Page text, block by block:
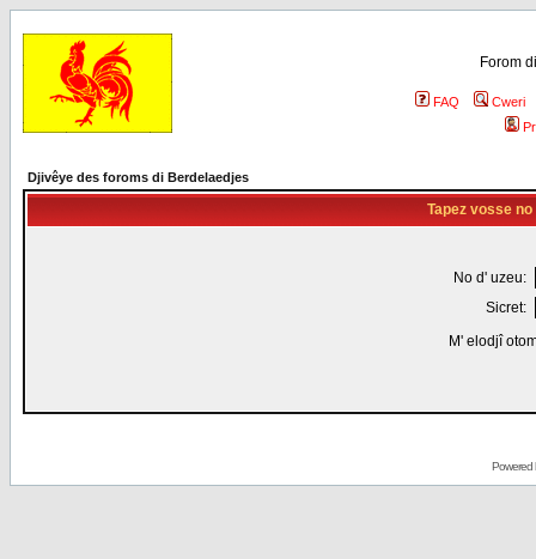
Forom
FAQ
Cweri
Djivêye des foroms di Berdelaedjes
Tapez vosse
No d' uzeu:
Sicret:
M' elodjî
Powered